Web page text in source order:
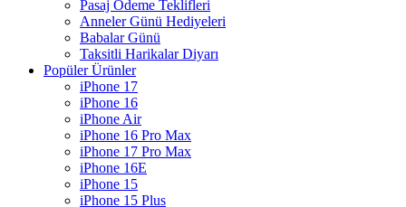
Pasaj Ödeme Teklifleri
Anneler Günü Hediyeleri
Babalar Günü
Taksitli Harikalar Diyarı
Popüler Ürünler
iPhone 17
iPhone 16
iPhone Air
iPhone 16 Pro Max
iPhone 17 Pro Max
iPhone 16E
iPhone 15
iPhone 15 Plus